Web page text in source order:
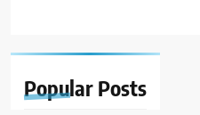
Popular Posts